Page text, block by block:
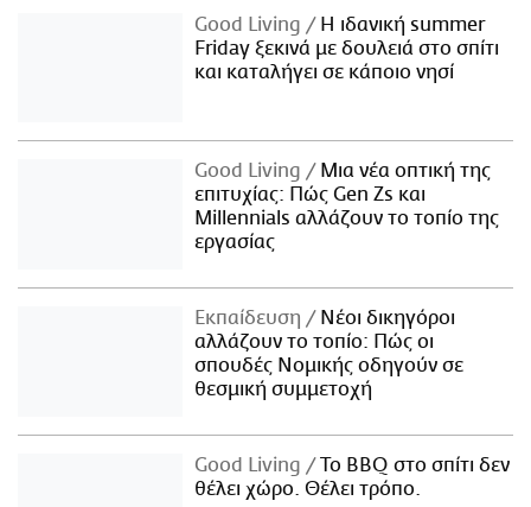
Good Living
Η ιδανική summer
Friday ξεκινά με δουλειά στο σπίτι
και καταλήγει σε κάποιο νησί
Good Living
Μια νέα οπτική της
επιτυχίας: Πώς Gen Zs και
Millennials αλλάζουν το τοπίο της
εργασίας
Εκπαίδευση
Νέοι δικηγόροι
αλλάζουν το τοπίο: Πώς οι
σπουδές Νομικής οδηγούν σε
θεσμική συμμετοχή
Good Living
Το BBQ στο σπίτι δεν
θέλει χώρο. Θέλει τρόπο.